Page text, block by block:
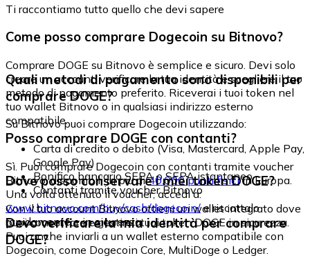
Ti raccontiamo tutto quello che devi sapere
Come posso comprare Dogecoin su Bitnovo?
Comprare DOGE su Bitnovo è semplice e sicuro. Devi solo
creare un account, verificare la tua identità e scegliere il tuo
metodo di pagamento preferito. Riceverai i tuoi token nel
tuo wallet Bitnovo o in qualsiasi indirizzo esterno
compatibile.
Quali metodi di pagamento sono disponibili per
comprare DOGE?
Su Bitnovo puoi comprare Dogecoin utilizzando:
Carta di credito o debito (Visa, Mastercard, Apple Pay,
Google Pay)
Bonifico bancario SEPA o SEPA istantaneo
Contanti tramite voucher Bitnovo
Posso comprare DOGE con contanti?
Sì. Puoi comprare Dogecoin con contanti tramite voucher
Bitnovo, disponibili in più di40.000 punti fisiciin Europa.
Una volta ottenuto il voucher, accedi a:
www.bitnovo.com/buy/cash/dogecoin/e riscattalo
rapidamente e in sicurezza.
Dove posso conservare i miei token DOGE?
Con il tuo account Bitnovo ottieni un wallet integrato dove
puoi conservare e gestire i tuoi token DOGE in sicurezza.
Puoi anche inviarli a un wallet esterno compatibile con
Dogecoin, come Dogecoin Core, MultiDoge o Ledger.
Devo verificare la mia identità per comprare
DOGE?